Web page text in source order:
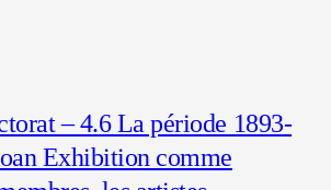
– 4.6 La période 1893-
Exhibition comme